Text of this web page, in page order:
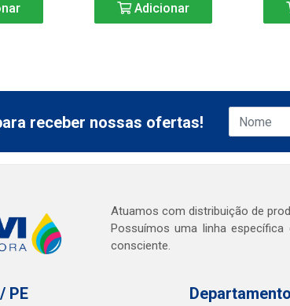
Adicionar
receber nossas ofertas!
Atuamos com distribuição de
Possuímos uma linha
consciente.
PE